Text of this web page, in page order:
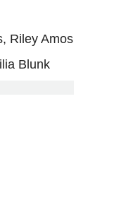
Riley Amos
Blunk